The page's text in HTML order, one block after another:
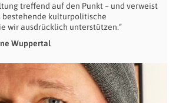
treffend auf den Punkt – und verweist
kulturpolitische
wir ausdrücklich unterstützen.“
Wuppertal